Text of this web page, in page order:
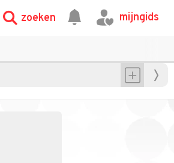
zoeken mijngids